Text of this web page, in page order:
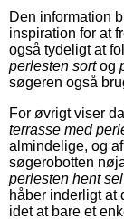
Den information
inspiration for at
også tydeligt at
perlesten sortog
søgeren også
For øvrigt viser
terrasse med
almindelige, og
søgerobotten
perlesten hent
håber inderligt at
idet at bare et